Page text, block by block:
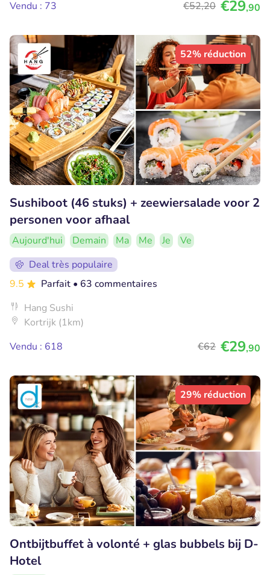
Vendu : 73
€52,20 €29,90
52% réduction
Sushiboot (46 stuks) + zeewiersalade voor 2
personen voor afhaal
Aujourd'hui Demain Ma Me Je
Ve
Deal très populaire
9.5
Parfait • 63 commentaires
Hang Sushi
Kortrijk (1km)
Vendu : 618
€62 €29,90
29% réduction
Ontbijtbuffet à volonté + glas bubbels bij D-
Hotel